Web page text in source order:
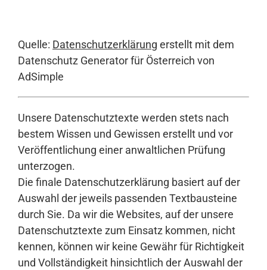
Quelle: Datenschutzerklärung erstellt mit dem
Datenschutz Generator für Österreich von
AdSimple
Unsere Datenschutztexte werden stets nach
bestem Wissen und Gewissen erstellt und vor
Veröffentlichung einer anwaltlichen Prüfung
unterzogen.
Die finale Datenschutzerklärung basiert auf der
Auswahl der jeweils passenden Textbausteine
durch Sie. Da wir die Websites, auf der unsere
Datenschutztexte zum Einsatz kommen, nicht
kennen, können wir keine Gewähr für Richtigkeit
und Vollständigkeit hinsichtlich der Auswahl der